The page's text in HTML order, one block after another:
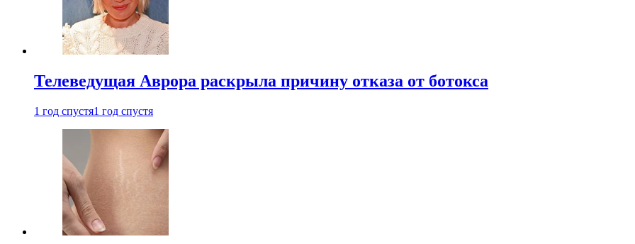
Телеведущая Аврора раскрыла причину отказа от ботокса
1 год спустя1 год спустя